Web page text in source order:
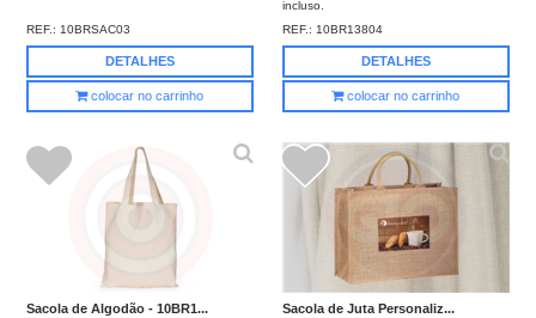
REF.: 10BRSAC03
DETALHES
colocar no carrinho
incluso.
REF.:10BR13804
DETALHES
colocar no carrinho
Sacola de Algodão - 10BR1... Sacola de Juta Personaliz...